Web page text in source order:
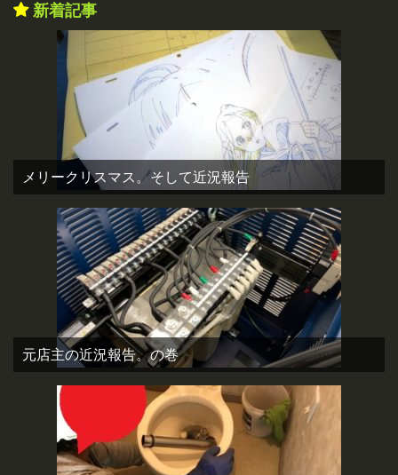
新着記事
メリークリスマス。そして近況報告
元店主の近況報告。の巻